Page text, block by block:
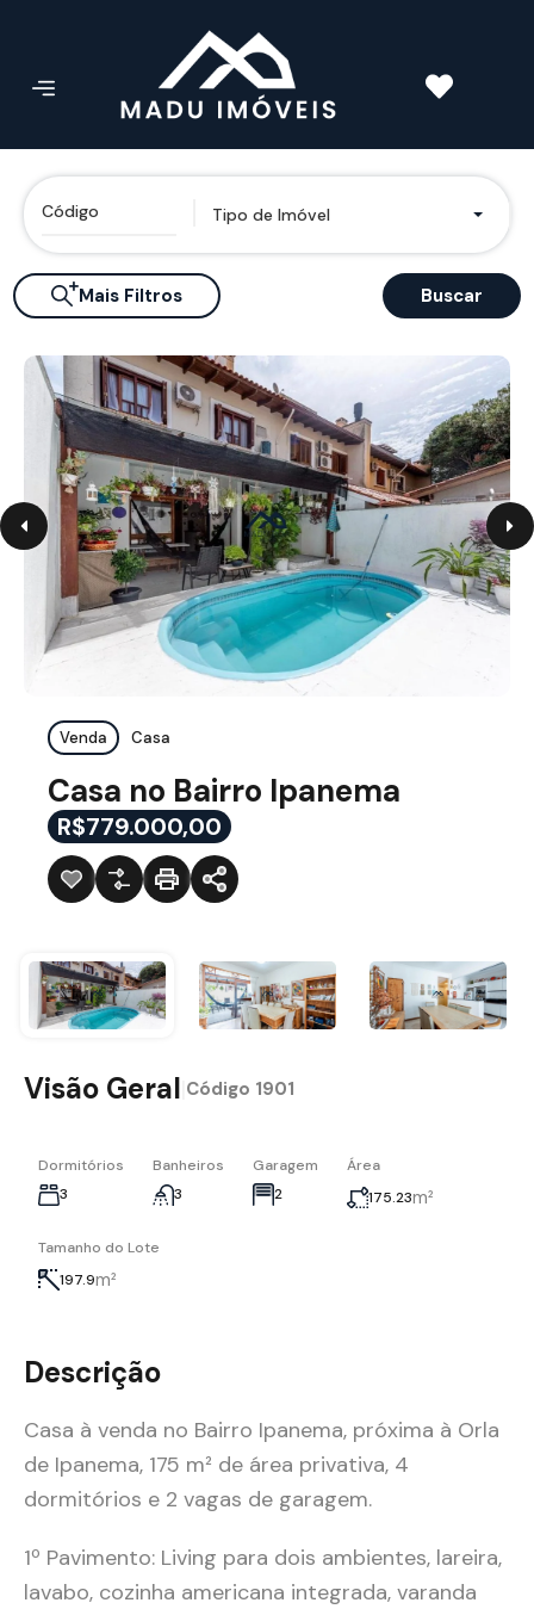
Tipo de Imóvel
Mais Filtros Buscar
Venda Casa
Casa no Bairro Ipanema
R$779.000,00
Visão Geral Código 1901
Dormitórios
3
Banheiros
3
Garagem
2
Área
175.23m²
Tamanho do Lote
197.9m²
Descrição
Casa à venda no Bairro Ipanema, próxima à Orla
de Ipanema, 175 m² de área privativa, 4
dormitórios e 2 vagas de garagem.
1º Pavimento: Living para dois ambientes, lareira,
lavabo, cozinha americana integrada, varanda